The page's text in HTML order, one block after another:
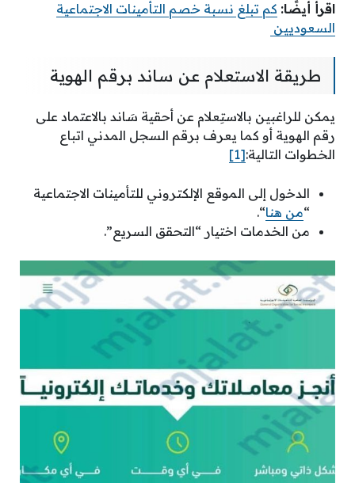
اقرأ أيضًا: كم تبلغ نسبة خصم التأمينات الاجتماعية
السعوديين
طريقة الاستعلام عن ساند برقم الهوية
يمكن للراغبين بالاستِعلام عن أحقية سَاند بالاعتماد على
رقم الهوية أو كما يعرف برقم السجل المدني اتباع
الخطوات التالية:[1]
الدخول إلى الموقع الإلكتروني للتأمينات الاجتماعية
“من هنا“.
من الخدمات اختيار “التحقق السريع”.